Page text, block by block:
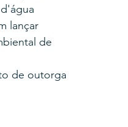
lançar
de
de outorga